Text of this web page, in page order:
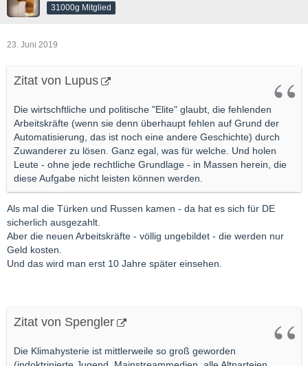
31000g Mitglied
23. Juni 2019
Zitat von Lupus
Die wirtschftliche und politische "Elite" glaubt, die fehlenden
Arbeitskräfte (wenn sie denn überhaupt fehlen auf Grund der
Automatisierung, das ist noch eine andere Geschichte) durch
Zuwanderer zu lösen. Ganz egal, was für welche. Und holen
Leute - ohne jede rechtliche Grundlage - in Massen herein, die
diese Aufgabe nicht leisten können werden.
Als mal die Türken und Russen kamen - da hat es sich für DE
sicherlich ausgezahlt.
Aber die neuen Arbeitskräfte - völlig ungebildet - die werden nur
Geld kosten.
Und das wird man erst 10 Jahre später einsehen.
Zitat von Spengler
Die Klimahysterie ist mittlerweile so groß geworden